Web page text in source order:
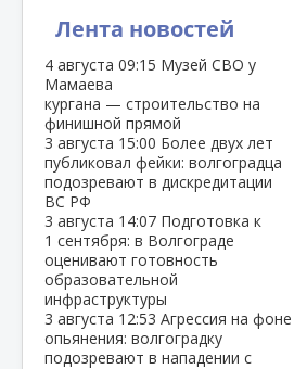
Лента новостей
4 августа 09:15 Музей СВО у
Мамаева
кургана — строительство на
финишной прямой
3 августа 15:00 Более двух лет
публиковал фейки: волгоградца
подозревают в дискредитации
ВС РФ
3 августа 14:07 Подготовка к
1 сентября: в Волгограде
оценивают готовность
образовательной
инфраструктуры
3 августа 12:53 Агрессия на фоне
опьянения: волгоградку
подозревают в нападении с